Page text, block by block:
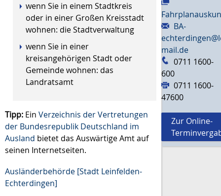
wenn Sie in einem Stadtkreis
oder in einer Großen Kreisstadt
wohnen: die Stadtverwaltung
wenn Sie in einer
kreisangehörigen Stadt oder
Gemeinde wohnen: das
Landratsamt
Tipp: Ein Verzeichnis der Vertretungen
der Bundesrepublik Deutschland im
Ausland bietet das Auswärtige Amt auf
seinen Internetseiten.
Ausländerbehörde [Stadt Leinfelden-
Echterdingen]
BA-
mail.de
0711 1600-
600
0711 1600-
47600
Zur Online-